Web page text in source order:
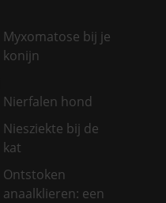
Myxomatose bij je
konijn
Nierfalen hond
Niesziekte bij de
kat
Ontstoken
anaalklieren: een